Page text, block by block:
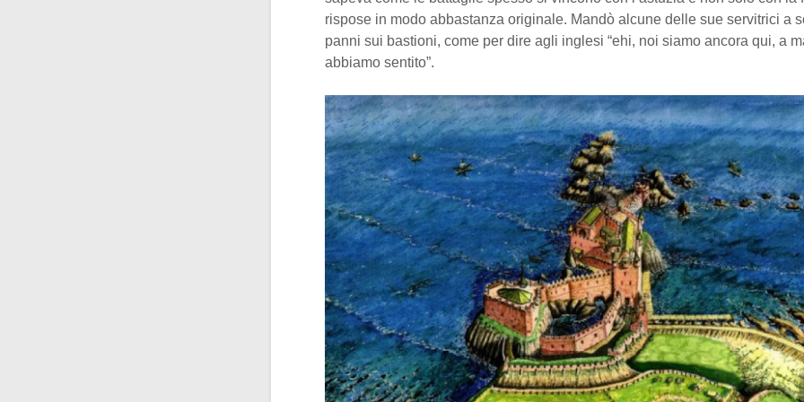
rispose in modo abbastanza originale. Mandò alcune delle sue servitrici a
panni sui bastioni, come per dire agli inglesi “ehi, noi siamo ancora qui, a
abbiamo sentito”.